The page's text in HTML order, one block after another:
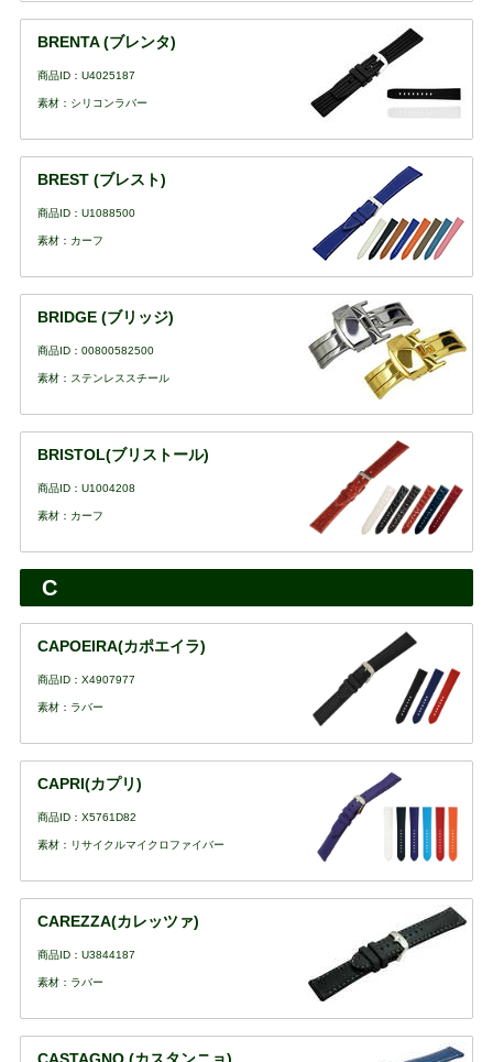
BRENTA (ブレンタ)
商品ID：U4025187
素材：シリコンラバー
BREST (ブレスト)
商品ID：U1088500
素材：カーフ
BRIDGE (ブリッジ)
商品ID：00800582500
素材：ステンレススチール
BRISTOL(ブリストール)
商品ID：U1004208
素材：カーフ
C
CAPOEIRA(カポエイラ)
商品ID：X4907977
素材：ラバー
CAPRI(カプリ)
商品ID：X5761D82
素材：リサイクルマイクロファイバー
CAREZZA(カレッツァ)
商品ID：U3844187
素材：ラバー